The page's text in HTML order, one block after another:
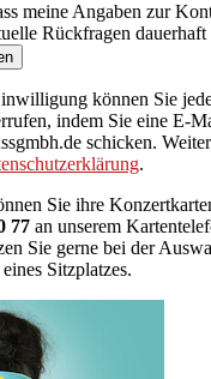
meine Angaben zur
Rückfragen dauerhaft
können Sie
indem Sie eine E-
schicken.
.
Sie ihre
77 an unserem
Sie gerne bei der
Sitzplatzes.